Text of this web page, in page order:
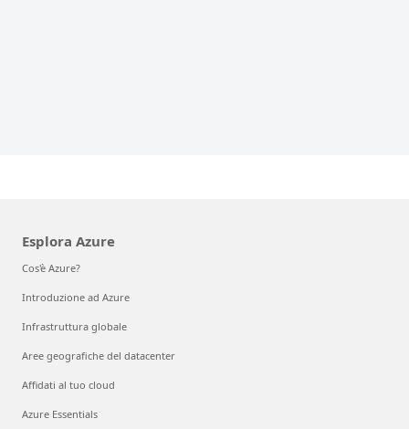
Esplora Azure
Cos'è Azure?
Introduzione ad Azure
Infrastruttura globale
Aree geografiche del datacenter
Affidati al tuo cloud
Azure Essentials